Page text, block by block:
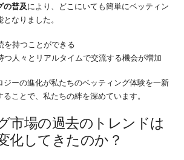
の普及により、どこにいても簡単にベッティン
なりました。
を持つことができる
つ人々とリアルタイムで交流する機会が増加
ジーの進化が私たちのベッティング体験を一新
ことで、私たちの絆を深めています。
市場の過去のトレンドは
化してきたのか？